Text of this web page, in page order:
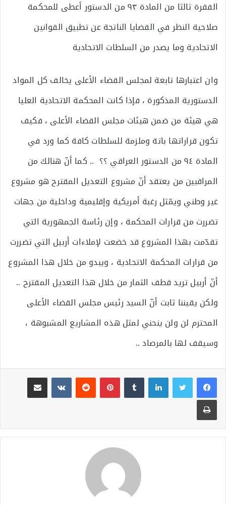
الفقرة ثالثا من المادة ٩٣ من الدستور أعطى للمحكمة
صلاحية النظر في القضايا الناتجة عن تطبيق القوانين
الاتحادية وما يصدر من السلطات الاتحادية
وان اعتبارها تابعة لمجلس القضاء الأعلى يخالف كل المواد
الدستورية المذكورة ، فإذا كانت المحكمة الاتحادية العليا
هي هيئة من ضمن هيئات مجلس القضاء الأعلى ، فكيف
تكون قراراتها باتة وملزمة للسلطات كافة كما ورد في
المادة ٩٤ من الدستور العراقي ؟؟ .. كما أنّ هنالك من
المراقبين من يعتقد أنّ مشروع التعديل المقترح هو مشروع
غير وطني ويمّثل رغبة أمريكية وإقليمية وداخلية من جهات
تضررت من قرارات المحكمة ، وإن رئاسة الجمهورية التي
تقدّمت بهذا المشروع قد خضعت لإملاءات أربيل التي تضررت
من قرارات المحكمة الاتحادية ، ويبدو من خلال هذا المشروع
أنّ أربيل تريد قطف الثمار من خلال هذا التعديل المقترح ..
ولكن يقيننا ثابت أنّ السيد رئيس مجلس القضاء الأعلى
المحترم لن ولن ينحني لمثل هذه المشاريع المشبوهة ،
وسيقف لها بالمرصاد ..
لينكدإن بينتيريست
مشاركة عبر البريد
طباعة